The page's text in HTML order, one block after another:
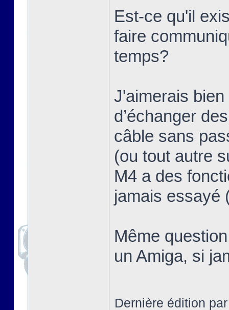
Est-ce qu'il
faire
temps?
J'aimerais
d’échanger
câble sans
(ou tout autre
M4 a des
jamais essayé
Même
un Amiga, si
Dernière édition